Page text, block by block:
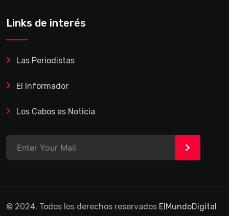
Links de interés
Las Periodistas
El Informador
Los Cabos es Noticia
>
© 2024. Todos los derechos reservados ElMundoDigital